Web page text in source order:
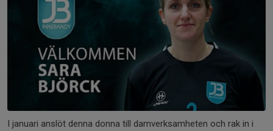
I januari anslöt denna donna till damverksamheten och rak in i